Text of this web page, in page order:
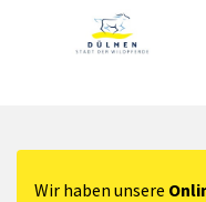
Zum
Zum
Zum Footer
Zum Hauptinhalt springen
Wir haben unsere